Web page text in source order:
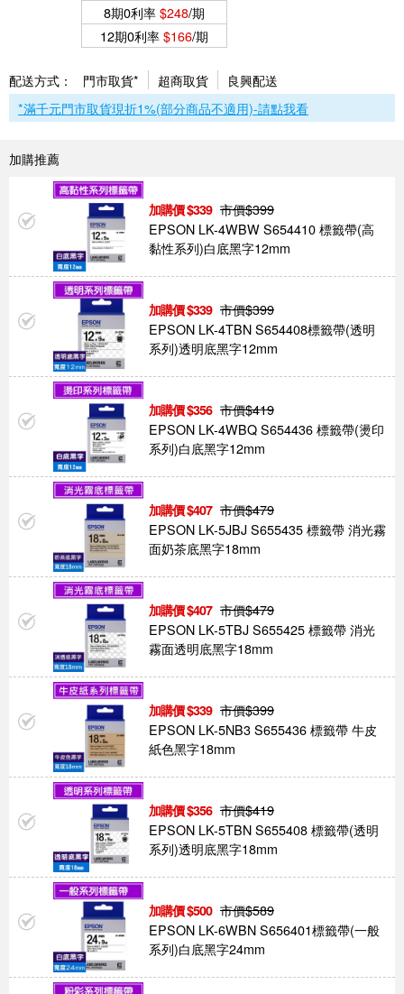
8期0利率$248/期
12期0利率$166/期
配送方式： 門市取貨* 超商取貨
良興配送
*滿千元門市取貨現折1%(部分商品不適用)-請點我看
加購推薦
339 市價$399
EPSON LK-4WBW S654410 標籤帶(高
黏性系列)白底黑字12mm
339 市價$399
EPSON LK-4TBN S654408標籤帶(透明
系列)透明底黑字12mm
356 市價$419
EPSON LK-4WBQ S654436 標籤帶(燙印
系列)白底黑字12mm
407 市價$479
EPSON LK-5JBJ S655435 標籤帶 消光霧
面奶茶底黑字18mm
407 市價$479
EPSON LK-5TBJ S655425 標籤帶 消光
霧面透明底黑字18mm
339 市價$399
EPSON LK-5NB3 S655436 標籤帶 牛皮
紙色黑字18mm
356 市價$419
EPSON LK-5TBN S655408 標籤帶(透明
系列)透明底黑字18mm
500 市價$589
EPSON LK-6WBN S656401標籤帶(一般
系列)白底黑字24mm